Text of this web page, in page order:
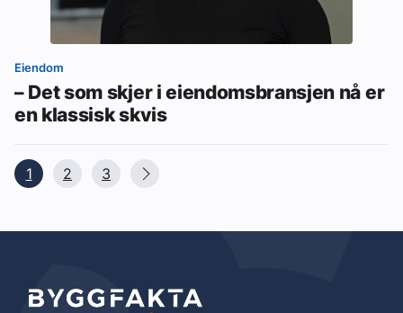
Eiendom
– Det som skjer i eiendomsbransjen nå er
en klassisk skvis
1 2 3